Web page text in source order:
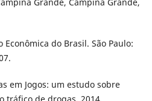
Econômica do Brasil. São Paulo:
em Jogos: um estudo sobre
tráfico de drogas. 2014.